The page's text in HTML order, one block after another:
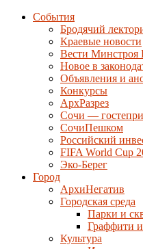
События
Бродячий
Краевые новости
Вести Минстроя
Новое в
Объявления и
Конкурсы
АрхРазрез
Сочи —
СочиПешком
Российский
FIFA World Cup
Эко-Берег
Город
АрхиНегатив
Городская среда
Парки и
Граффити и
Культура